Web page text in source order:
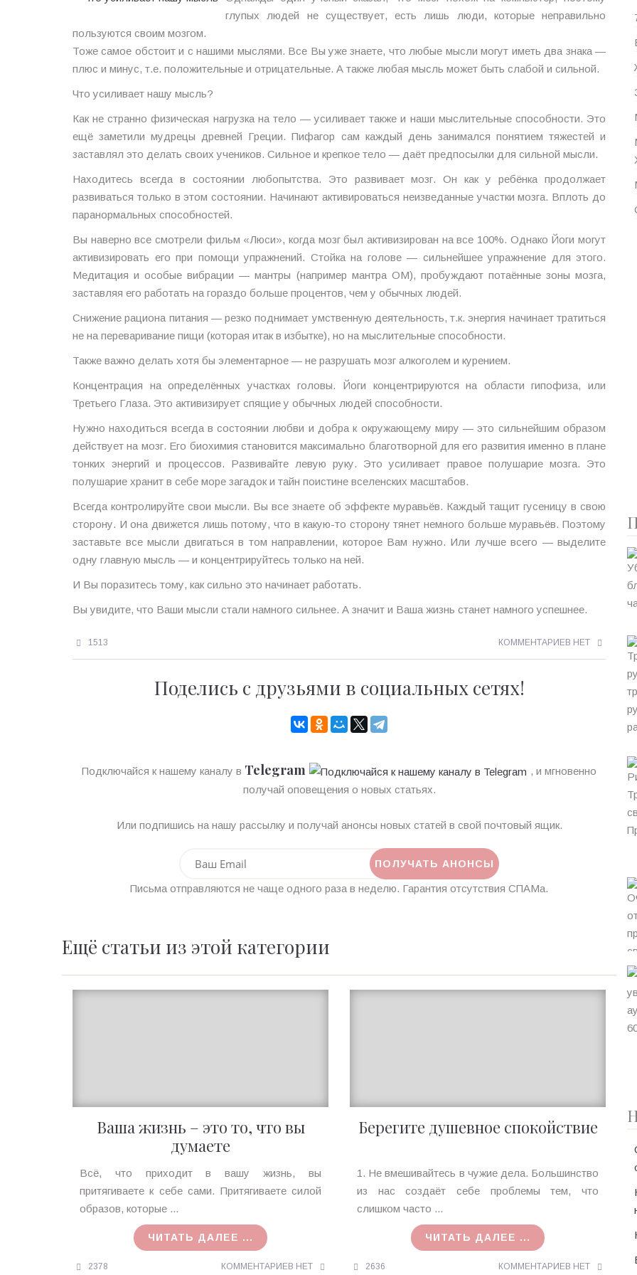
глупых людей не существует, есть лишь люди, которые неправильно
пользуются своим мозгом.
Тоже самое обстоит и с нашими мыслями. Все Вы уже знаете, что любые мысли могут иметь два знака —
плюс и минус, т.е. положительные и отрицательные. А также любая мысль может быть слабой и сильной.
Что усиливает нашу мысль?
Как не странно физическая нагрузка на тело — усиливает также и наши мыслительные способности. Это
ещё заметили мудрецы древней Греции. Пифагор сам каждый день занимался понятием тяжестей и
заставлял это делать своих учеников. Сильное и крепкое тело — даёт предпосылки для сильной мысли.
Находитесь всегда в состоянии любопытства. Это развивает мозг. Он как у ребёнка продолжает
развиваться только в этом состоянии. Начинают активироваться неизведанные участки мозга. Вплоть до
паранормальных способностей.
Вы наверно все смотрели фильм «Люси», когда мозг был активизирован на все 100%. Однако Йоги могут
активизировать его при помощи упражнений. Стойка на голове — сильнейшее упражнение для этого.
Медитация и особые вибрации — мантры (например мантра ОМ), пробуждают потаённые зоны мозга,
заставляя его работать на гораздо больше процентов, чем у обычных людей.
Снижение рациона питания — резко поднимает умственную деятельность, т.к. энергия начинает тратиться
не на переваривание пищи (которая итак в избытке), но на мыслительные способности.
Также важно делать хотя бы элементарное — не разрушать мозг алкоголем и курением.
Концентрация на определённых участках головы. Йоги концентрируются на области гипофиза, или
Третьего Глаза. Это активизирует спящие у обычных людей способности.
Нужно находиться всегда в состоянии любви и добра к окружающему миру — это сильнейшим образом
действует на мозг. Его биохимия становится максимально благотворной для его развития именно в плане
тонких энергий и процессов. Развивайте левую руку. Это усиливает правое полушарие мозга. Это
полушарие хранит в себе море загадок и тайн поистине вселенских масштабов.
Всегда контролируйте свои мысли. Вы все знаете об эффекте муравьёв. Каждый тащит гусеницу в свою
сторону. И она движется лишь потому, что в какую-то сторону тянет немного больше муравьёв. Поэтому
заставьте все мысли двигаться в том направлении, которое Вам нужно. Или лучше всего — выделите
одну главную мысль — и концентрируйтесь только на ней.
И Вы поразитесь тому, как сильно это начинает работать.
Вы увидите, что Ваши мысли стали намного сильнее. А значит и Ваша жизнь станет намного успешнее.
1513 КОММЕНТАРИЕВ НЕТ
Поделись с друзьями в социальных сетях!
Подключайся к нашему каналу в Telegram
, и мгновенно
получай оповещения о новых статьях.
Или подпишись на нашу рассылку и получай анонсы новых статей в свой почтовый ящик.
Письма отправляются не чаще одного раза в неделю. Гарантия отсутствия СПАМа.
Ещё статьи из этой категории
Ваша жизнь – это то, что вы
думаете
Ирина
MagicTantra
30.09.2015
Всё, что приходит в вашу жизнь, вы
притягиваете к себе сами. Притягиваете силой
образов, которые ...
ЧИТАТЬ ДАЛЕЕ ...
2378 КОММЕНТАРИЕВ НЕТ
Берегите душевное спокойствие
Ирина
MagicTantra
05.03.2018
1. Не вмешивайтесь в чужие дела. Большинство
из нас создаёт себе проблемы тем, что
слишком часто ...
ЧИТАТЬ ДАЛЕЕ ...
2636 КОММЕНТАРИЕВ НЕТ